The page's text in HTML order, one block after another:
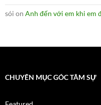
sói on Anh đến với em khi em
CHUYÊN MỤC GÓC TÂM SỰ